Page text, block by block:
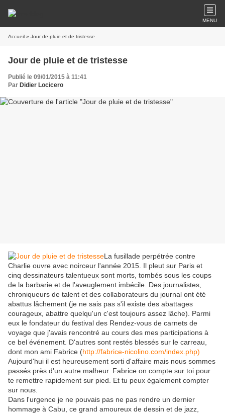
MENU
Accueil » Jour de pluie et de tristesse
Jour de pluie et de tristesse
Publié le 09/01/2015 à 11:41
Par Didier Locicero
La fusillade perpétrée contre
Charlie ouvre avec noirceur l'année 2015. Il pleut sur Paris et
cinq dessinateurs talentueux sont morts, tombés sous les coups
de la barbarie et de l'aveuglement imbécile. Des journalistes,
chroniqueurs de talent et des collaborateurs du journal ont été
abattus lâchement (je ne sais pas s'il existe des abattages
courageux, abattre quelqu'un c'est toujours assez lâche). Parmi
eux le fondateur du festival des Rendez-vous de carnets de
voyage que j'avais rencontré au cours des mes participations à
ce bel événement. D'autres sont restés blessés sur le carreau,
dont mon ami Fabrice (http://fabrice-nicolino.com/index.php)
Aujourd'hui il est heureusement sorti d'affaire mais nous sommes
passés près d'un autre malheur. Fabrice on compte sur toi pour
te remettre rapidement sur pied. Et tu peux également compter
sur nous.
Dans l'urgence je ne pouvais pas ne pas rendre un dernier
hommage à Cabu, ce grand amoureux de dessin et de jazz,